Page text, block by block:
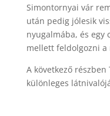
Simontornyai vár
után pedig jólesik
nyugalmába, és egy
mellett feldolgozni a
A következő
különleges